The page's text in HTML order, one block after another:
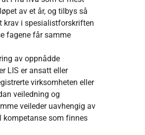
av et år, og tilbys så
krav i spesialistforskriften
fagene får samme
av oppnådde
LIS er ansatt eller
virksomheten eller
veiledning og
veileder uavhengig av
kompetanse som finnes